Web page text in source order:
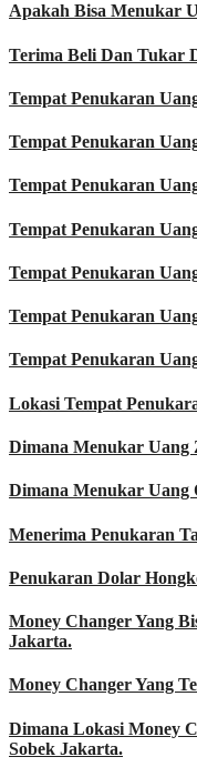
Apakah Bisa Menukar
Terima Beli Dan Tukar
Tempat Penukaran
Tempat Penukaran
Tempat Penukaran
Tempat Penukaran
Tempat Penukaran
Tempat Penukaran
Tempat Penukaran
Lokasi Tempat
Dimana Menukar Uang
Dimana Menukar Uang
Menerima Penukaran
Penukaran Dolar
Money Changer Yang
Jakarta.
Money Changer Yang
Dimana Lokasi Money
Sobek Jakarta.